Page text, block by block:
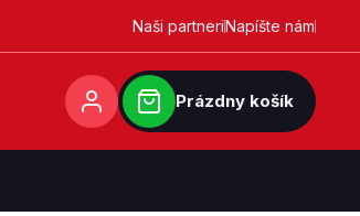
Naši partneriNapíšte nám
Prázdny košík